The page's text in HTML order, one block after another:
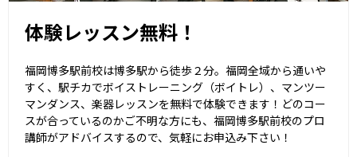
体験レッスン無料！
福岡博多駅前校は博多駅から徒歩２分。福岡全域から通いや
すく、駅チカでボイストレーニング（ボイトレ）、マンツー
マンダンス、楽器レッスンを無料で体験できます！どのコー
スが合っているのかご不明な方にも、福岡博多駅前校のプロ
講師がアドバイスするので、気軽にお申込み下さい！